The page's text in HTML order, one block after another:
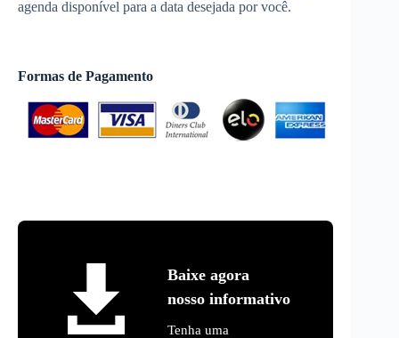
agenda disponível para a data desejada por você.
Formas de Pagamento
Baixe agora
nosso informativo
Tenha uma